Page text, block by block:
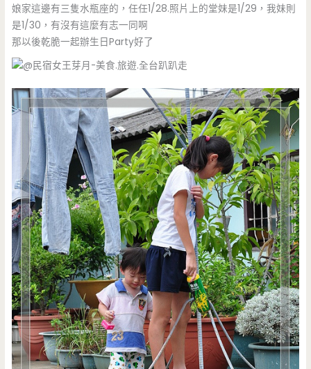
娘家這邊有三隻水瓶座的，任任1/28.照片上的堂妹是1/29，我妹則
是1/30，有沒有這麼有志一同啊
那以後乾脆一起辦生日Party好了